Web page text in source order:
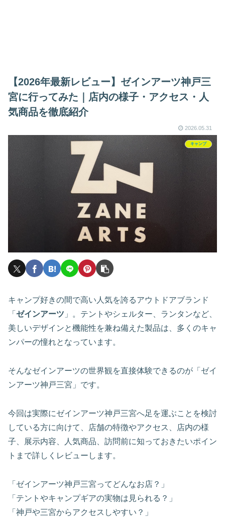
【2026年最新レビュー】ゼインアーツ神戸三
宮に行ってみた｜店内の様子・アクセス・人
気商品を徹底紹介
2026.05.31
キャンプ
キャンプ好きの間で高い人気を誇るアウトドアブランド
「 ゼインアーツ 」。テントやシェルター、ランタンなど、
美しいデザインと機能性を兼ね備えた製品は、多くのキャ
ンパーの憧れとなっています。
そんなゼインアーツの世界観を直接体験できるのが「ゼイ
ンアーツ神戸三宮」です。
今回は実際にゼインアーツ神戸三宮へ足を運ぶことを検討
している方に向けて、店舗の特徴やアクセス、店内の様
子、展示内容、人気商品、訪問前に知っておきたいポイン
トまで詳しくレビューします。
「ゼインアーツ神戸三宮ってどんなお店？」
「テントやキャンプギアの実物は見られる？」
「神戸や三宮からアクセスしやすい？」